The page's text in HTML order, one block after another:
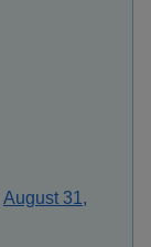
August 31,